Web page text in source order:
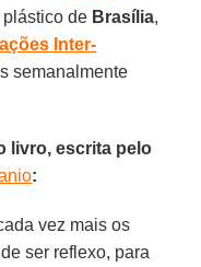
plástico de Brasília,
Inter-
semanalmente
livro, escrita pelo
:
vez mais os
ser reflexo, para